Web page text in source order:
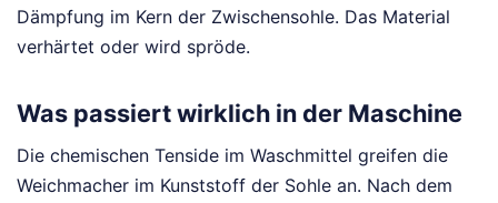
Dämpfung im Kern der Zwischensohle. Das Material
verhärtet oder wird spröde.
Was passiert wirklich in der Maschine
Die chemischen Tenside im Waschmittel greifen die
Weichmacher im Kunststoff der Sohle an. Nach dem